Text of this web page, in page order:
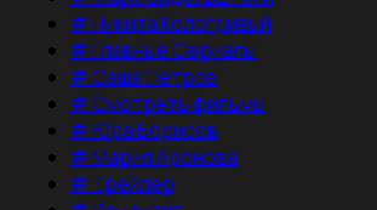
#Никита Кологривый
#Главные Сериалы
#Саша Петров
#Смотреть фильмы
#Юра Борисов
#Мария Аронова
# Трейлер